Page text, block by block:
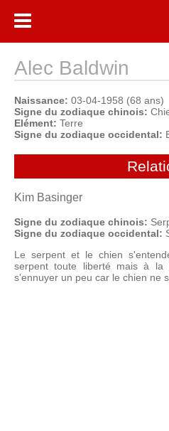
Alec Baldwin
Naissance: 03-04-1958 (68 ans)
Signe du zodiaque chinois:
Elément: Terre
Signe du zodiaque occidental:
Kim Basinger
Signe du zodiaque chinois:
Signe du zodiaque occidental:
Le serpent et le chien
serpent toute liberté mais à la
s'ennuyer un peu car le chien ne